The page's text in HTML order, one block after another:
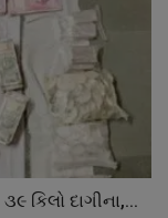
કિલો દાગીના,...